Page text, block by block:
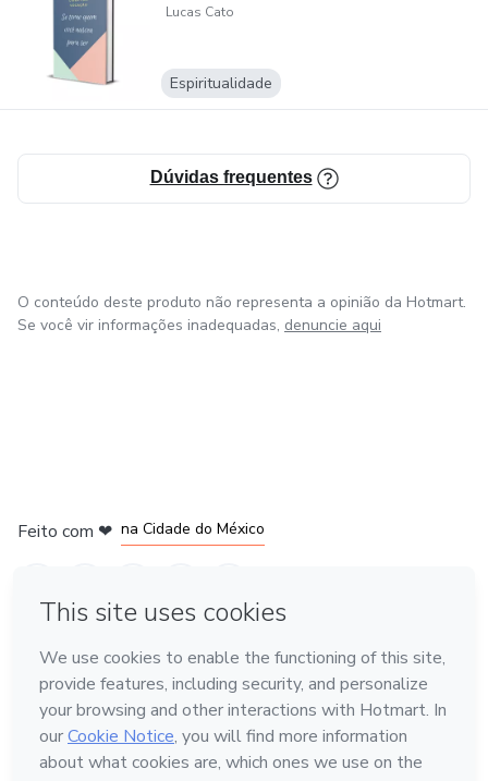
Lucas Cato
Espiritualidade
Dúvidas frequentes
O conteúdo deste produto não representa a opinião da Hotmart.
Se você vir informações inadequadas, denuncie aqui
Feito com ❤ na Cidade do México
Conheça a Hotmart
Idioma
Português